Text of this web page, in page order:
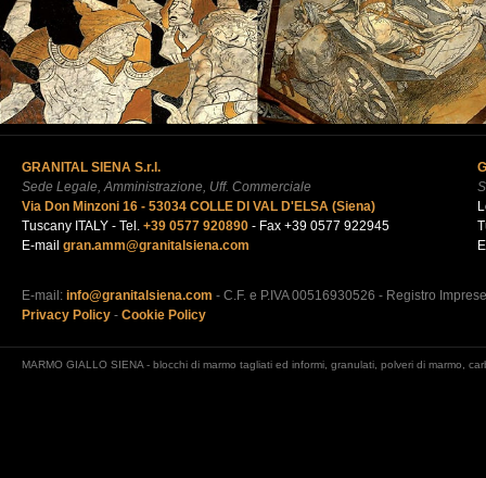
GRANITAL SIENA S.r.l.
Sede Legale, Amministrazione, Uff. Commerciale
Via Don Minzoni 16 - 53034 COLLE DI VAL D'ELSA (Siena)
Tuscany ITALY - Tel. +39 0577 920890 - Fax +39 0577 922945
E-mail gran.amm@granitalsiena.com
E-mail: info@granitalsiena.com - C.F. e P.IVA 00516930526 - Registro
Privacy Policy - Cookie Policy
MARMO GIALLO SIENA - blocchi di marmo tagliati ed informi, granulati, polveri di marmo,